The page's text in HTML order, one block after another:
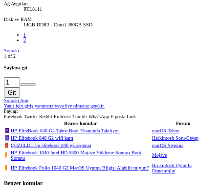
Ağ Aygıtları
RTL8111
Disk ve RAM
14GB DDR3 - Crucil 480GB SSD
1
2
Sonraki
1 of 2
Sayfaya git
Git
Sonraki Son
Yanıt için giriş yapmanız veya üye olmanız gerekir.
Paylaş:
Facebook Twitter Reddit Pinterest Tumblr WhatsApp E-posta Link
Benzer konular
Forum
B HP EliteBook 840 G4 Tahoe Boot Ekranında Takılıyor.
macOS Tahoe
A HP Elitebook 840 G2 wifi kartı
Hackintosh Soru-Cevap
E ÇÖZÜLDÜ hp elitebook 840 g5 sequoia
macOS Sequoia
I
HP Elitebook 1040 Intel HD 5500 Mojave Yükleme Sonrası Boot
Sorunu
Mojave
I HP Elitebook Folio 1040 G2 MacOS Uyumu Bilgisi Alabilir miyim?
Hackintosh Uyumlu
Donanımlar
Benzer konular